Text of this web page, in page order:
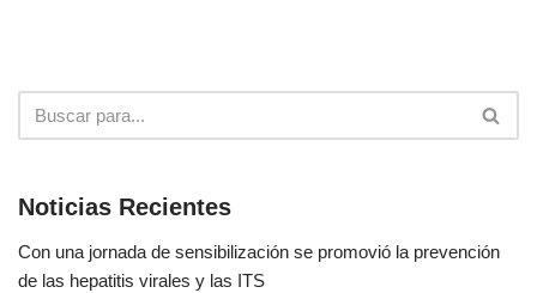
Noticias Recientes
Con una jornada de sensibilización se promovió la prevención
de las hepatitis virales y las ITS